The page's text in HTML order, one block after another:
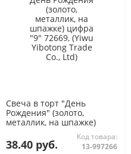
Свеча в торт "День
Рождения" (золото,
металлик, на шпажке)
цифра "9" 72669, (Yiwu
Yibotong Trade Co., Ltd)
38.40 руб.
Код товара:
13-997266